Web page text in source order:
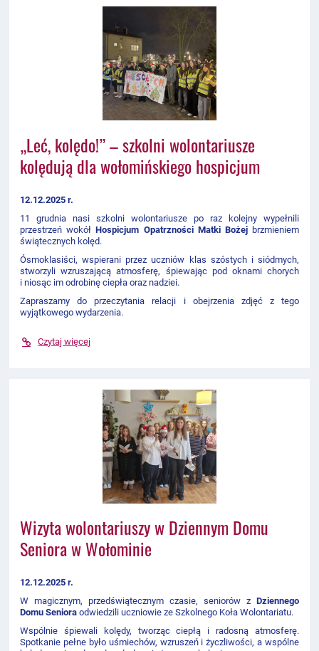
„Leć, kolędo!” – szkolni wolontariusze
kolędują dla wołomińskiego hospicjum
12.12.2025 r.
11 grudnia nasi szkolni wolontariusze po raz kolejny wypełnili
przestrzeń wokółHospicjum Opatrzności Matki Bożejbrzmieniem
świątecznych kolęd.
Ósmoklasiści, wspierani przez uczniów klas szóstych i siódmych,
stworzyli wzruszającą atmosferę, śpiewając pod oknami chorych
i niosąc im odrobinę ciepła oraz nadziei.
Zapraszamy do przeczytania relacji i obejrzenia zdjęć z tego
wyjątkowego wydarzenia.
Czytaj więcej
Wizyta wolontariuszy w Dziennym Domu
Seniora w Wołominie
12.12.2025 r.
W magicznym, przedświątecznym czasie, seniorów z Dziennego
Domu Seniora odwiedzili uczniowie ze Szkolnego Koła Wolontariatu.
Wspólnie śpiewali kolędy, tworząc ciepłą i radosną atmosferę.
Spotkanie pełne było uśmiechów, wzruszeń i życzliwości, a wspólne